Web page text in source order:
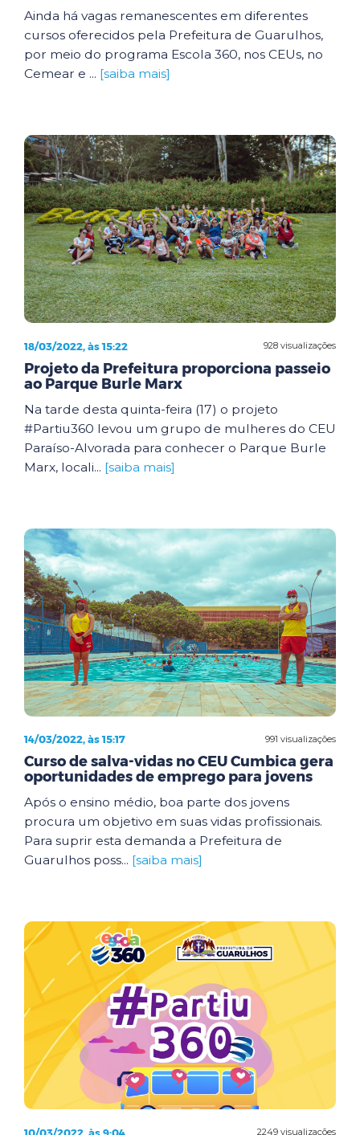
Ainda há vagas remanescentes em diferentes
cursos oferecidos pela Prefeitura de Guarulhos,
por meio do programa Escola 360, nos CEUs, no
Cemear e ... [saiba mais]
928 visualizações
18/03/2022, às 15:22
Projeto da Prefeitura proporciona passeio
ao Parque Burle Marx
Na tarde desta quinta-feira (17) o projeto
#Partiu360 levou um grupo de mulheres do CEU
Paraíso-Alvorada para conhecer o Parque Burle
Marx, locali... [saiba mais]
991 visualizações
14/03/2022, às 15:17
Curso de salva-vidas no CEU Cumbica gera
oportunidades de emprego para jovens
Após o ensino médio, boa parte dos jovens
procura um objetivo em suas vidas profissionais.
Para suprir esta demanda a Prefeitura de
Guarulhos poss... [saiba mais]
2249 visualizações
10/03/2022, às 9:04